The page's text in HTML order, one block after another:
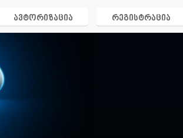
ავტორიზაცია რეგისტრაცია